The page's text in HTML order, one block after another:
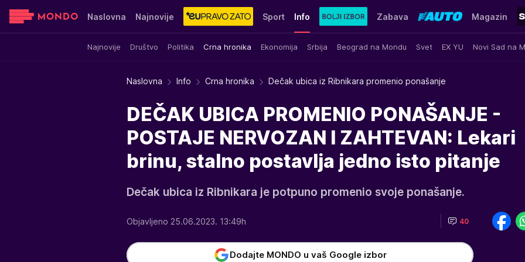
Naslovna Najnovije Sport Info
Najnovije Društvo Politika Crna hronika Ekonomija Srbija Beograd na Mondu Svet EX YU Novi Sad na
Zabava Magazin
Sensa Stvar ukusa Yumama
Naslovna Info Crna hronika Dečak ubica iz Ribnikara promenio ponašanje
DEČAK UBICA PROMENIO PONAŠANJE -
POSTAJE NERVOZAN I ZAHTEVAN: Lekari
brinu, stalno postavlja jedno isto pitanje
Dečak ubica iz Ribnikara je potpuno promenio svoje ponašanje.
Objavljeno 25.06.2023. 13:49h 40
Dodajte MONDO u vaš Google izbor